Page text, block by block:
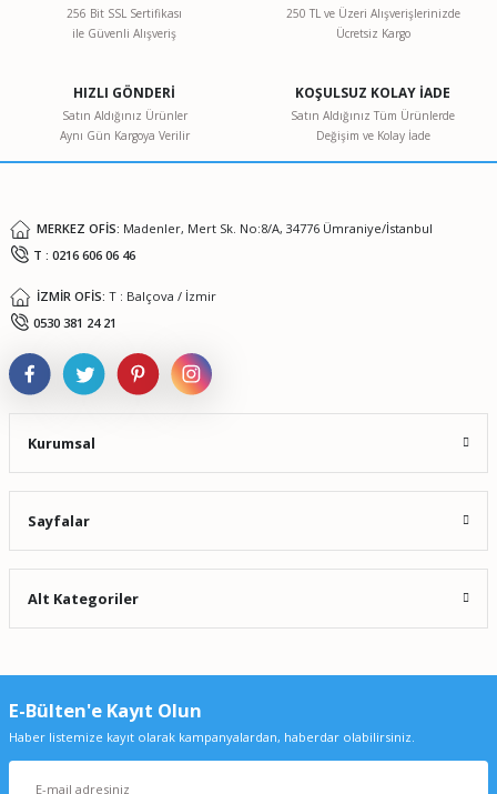
256 Bit SSL Sertifikası
ile Güvenli Alışveriş
250 TL ve Üzeri Alışverişlerinizde
Ücretsiz Kargo
HIZLI GÖNDERİ
Satın Aldığınız Ürünler
Aynı Gün Kargoya Verilir
KOŞULSUZ KOLAY İADE
Satın Aldığınız Tüm Ürünlerde
Değişim ve Kolay İade
MERKEZ OFİS: Madenler, Mert Sk. No:8/A, 34776 Ümraniye/İstanbul
T : 0216 606 06 46
İZMİR OFİS: T : Balçova / İzmir
0530 381 24 21
Kurumsal
Sayfalar
Alt Kategoriler
E-Bülten'e Kayıt Olun
Haber listemize kayıt olarak kampanyalardan, haberdar olabilirsiniz.